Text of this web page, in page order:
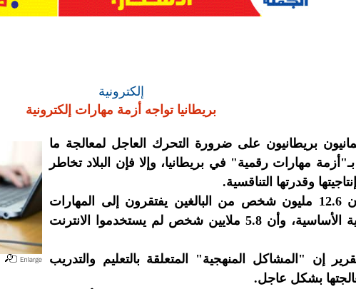
إلكترونية
بريطانيا تواجه أزمة مهارات إلكترونية
بريطانيون على ضرورة التحرك العاجل لمعالجة ما
مهارات رقمية" في بريطانيا، وإلا فإن البلاد تخاطر
وقدرتها التناقسية.
ويُعتقد أن 12.6 مليون شخص من البالغين يفتقرون إلى المهارات
الإلكترونية الأساسية، وأن 5.8 ملايين شخص لم يستخدموا الانترنت
إن "المشاكل المنهجية" المتعلقة بالتعليم والتدريب
بشكل عاجل.